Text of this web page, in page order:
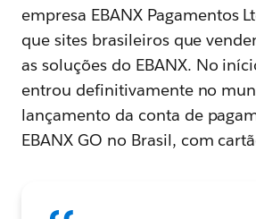
empresa EBANX Pagamentos
que sites brasileiros que
as soluções do EBANX. No
entrou definitivamente no
lançamento da conta de
EBANX GO no Brasil, com